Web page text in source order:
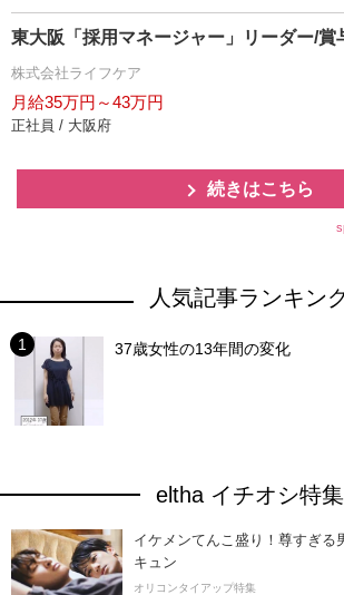
東大阪「採用マネージャー」リーダー/賞
株式会社ライフケア
月給35万円～43万円
正社員 / 大阪府
続きはこちら
人気記事ランキン
37歳女性の13年間の変化
eltha イチオシ特集
イケメンてんこ盛り！尊すぎる
キュン
オリコンタイアップ特集